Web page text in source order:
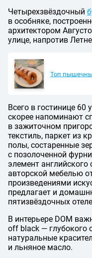
Четырехзвёздочный
в особняке,
архитектором
улице, напротив
Топ
Всего в гостинице
скорее напоминают
в зажиточном
текстиль, паркет из
полы, состаренные
с позолоченной
элемент
авторской мебелью
произведениями
предлагает и
пятизвёздочных
В интерьере DOM
off black — глубокого
натуральные
и льняное масло.